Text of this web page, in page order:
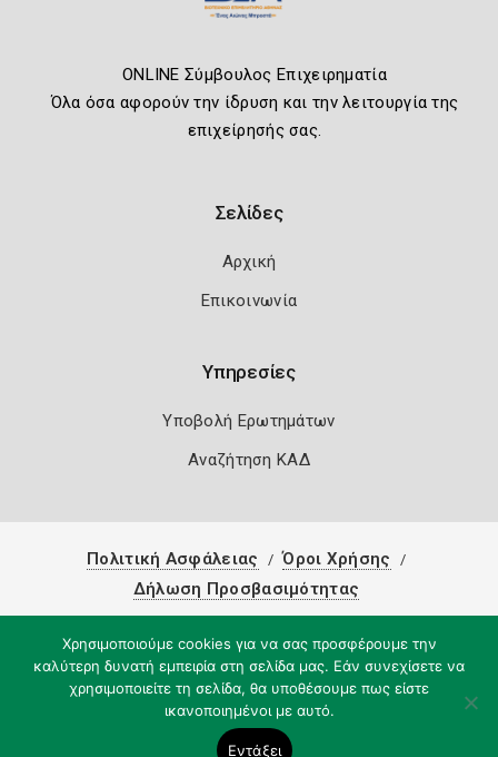
ONLINE Σύμβουλος Επιχειρηματία
Όλα όσα αφορούν την ίδρυση και την λειτουργία της
επιχείρησής σας.
Σελίδες
Αρχική
Επικοινωνία
Υπηρεσίες
Υποβολή Ερωτημάτων
Αναζήτηση ΚΑΔ
Πολιτική Ασφάλειας
Όροι Χρήσης
Δήλωση Προσβασιμότητας
Χρησιμοποιούμε cookies για να σας προσφέρουμε την
καλύτερη δυνατή εμπειρία στη σελίδα μας. Εάν συνεχίσετε να
χρησιμοποιείτε τη σελίδα, θα υποθέσουμε πως είστε
ικανοποιημένοι με αυτό.
Εντάξει